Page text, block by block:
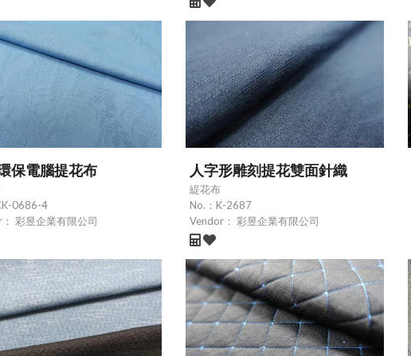
保電腦提花布
0686-4
彩昱企業有限公司
人字形雕刻提花雙面針織
緹花布
No.： K-2687
Vendor： 彩昱企業有限公司